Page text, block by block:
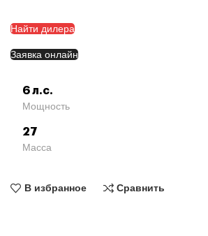
Найти дилера
Заявка онлайн
6 л.с.
Мощность
27
Масса
В избранное Сравнить